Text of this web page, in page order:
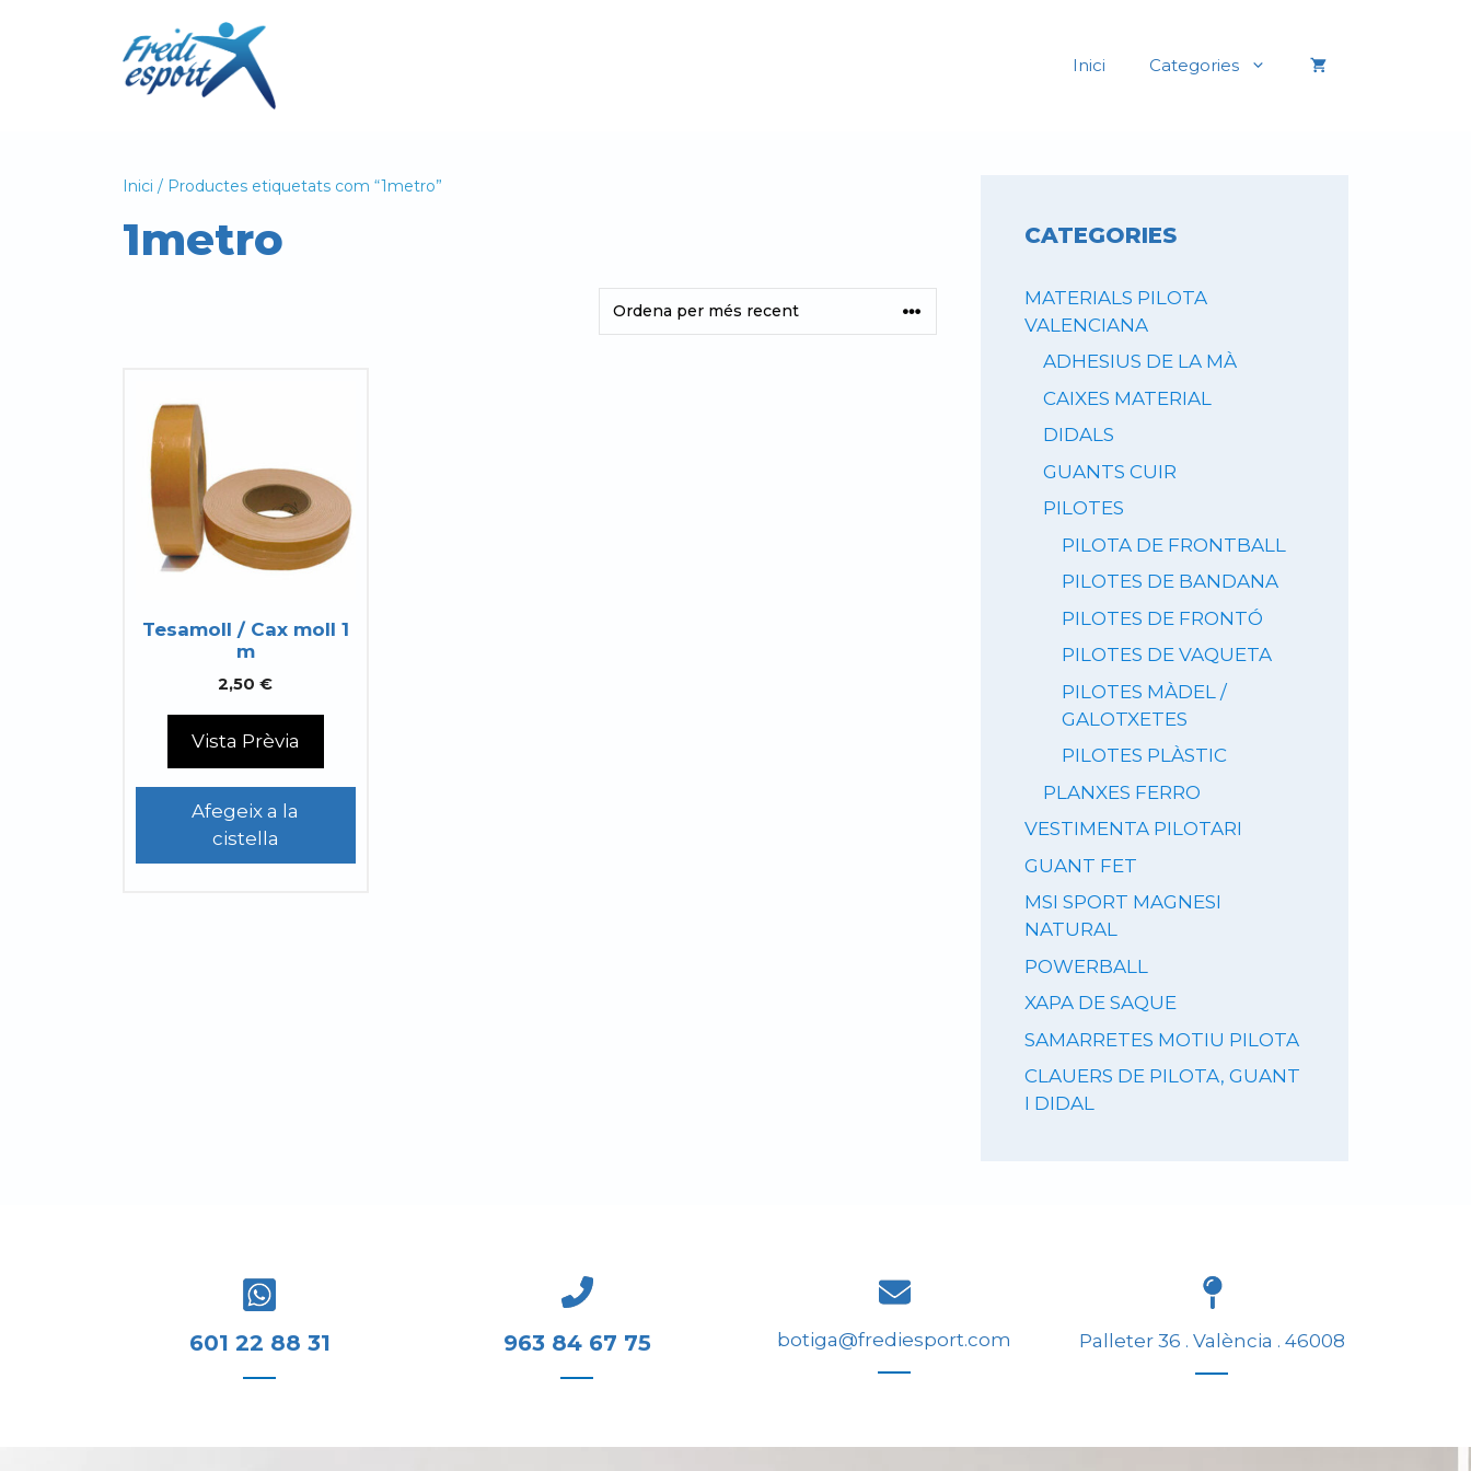
Inici Categories
Inici / Productes etiquetats com “1metro”
1metro
Tesamoll / Cax moll 1
m
2,50€
Vista Prèvia
Afegeix a la
cistella
CATEGORIES
MATERIALS PILOTA
VALENCIANA
ADHESIUS DE LA MÀ
CAIXES MATERIAL
DIDALS
GUANTS CUIR
PILOTES
PILOTA DE FRONTBALL
PILOTES DE BANDANA
PILOTES DE FRONTÓ
PILOTES DE VAQUETA
PILOTES MÀDEL /
GALOTXETES
PILOTES PLÀSTIC
PLANXES FERRO
VESTIMENTA PILOTARI
GUANT FET
MSI SPORT MAGNESI
NATURAL
POWERBALL
XAPA DE SAQUE
SAMARRETES MOTIU PILOTA
CLAUERS DE PILOTA, GUANT
I DIDAL
601 22 88 31 963 84 67 75 botiga@frediesport.com Palleter 36 . València . 46008